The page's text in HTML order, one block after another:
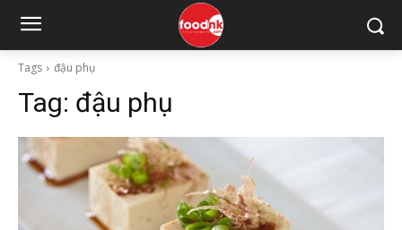
Tags đậu phụ
Tag: đậu phụ